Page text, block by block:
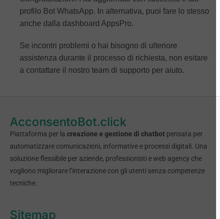
profilo Bot WhatsApp. In alternativa, puoi fare lo stesso
anche dalla dashboard AppsPro.
Se incontri problemi o hai bisogno di ulteriore
assistenza durante il processo di richiesta, non esitare
a contattare il nostro team di supporto per aiuto.
AcconsentoBot.click
Piattaforma per la creazione e gestione di chatbot pensata per
automatizzare comunicazioni, informative e processi digitali. Una
soluzione flessibile per aziende, professionisti e web agency che
vogliono migliorare l’interazione con gli utenti senza competenze
tecniche.
Sitemap